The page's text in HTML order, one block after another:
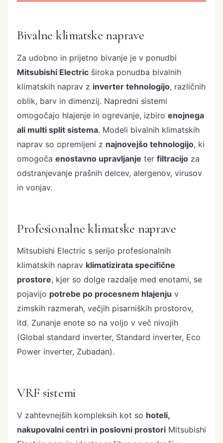
Bivalne klimatske naprave
Za udobno in prijetno bivanje je v ponudbi
Mitsubishi Electric široka ponudba bivalnih
klimatskih naprav z inverter tehnologijo, različnih
oblik, barv in dimenzij. Napredni sistemi
omogočajo hlajenje in ogrevanje, izbiro enojnega
ali multi split sistema. Modeli bivalnih klimatskih
naprav so opremljeni z najnovejšo tehnologijo, ki
omogoča enostavno upravljanje ter filtracijo za
odstranjevanje prašnih delcev, alergenov, virusov
in vonjav.
Profesionalne klimatske naprave
Mitsubishi Electric s serijo profesionalnih
klimatskih naprav klimatizirata specifične
prostore, kjer so dolge razdalje med enotami, se
pojavijo potrebe po procesnem hlajenju v
zimskih razmerah, večjih pisarniških prostorov,
itd. Zunanje enote so na voljo v več nivojih
(Global standard inverter, Standard inverter, Eco
Power inverter, Zubadan).
VRF sistemi
V zahtevnejših kompleksih kot so hoteli,
nakupovalni centri in poslovni prostori Mitsubishi